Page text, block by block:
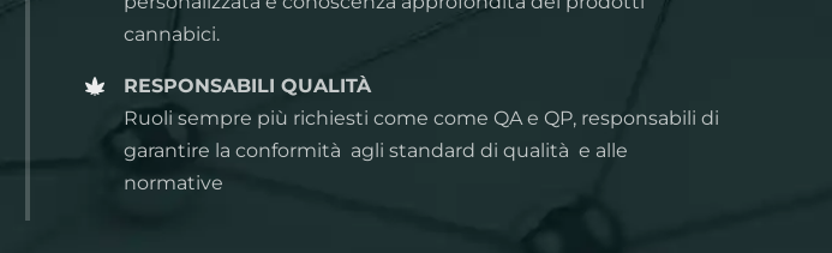
cannabici.
RESPONSABILI QUALITÀ
Ruoli sempre più richiesti come come QA e QP, responsabili di
garantire la conformità agli standard di qualità e alle
normative